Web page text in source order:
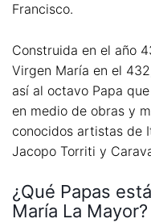
Francisco.
Construida en el año
Virgen María en el
así al octavo Papa
en medio de obras y
conocidos artistas de
Jacopo Torriti y
¿Qué Papas
María La Mayor?